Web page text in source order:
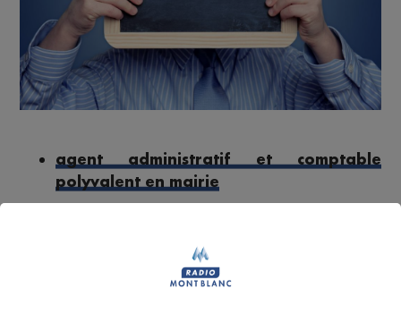
agent administratif et comptable
polyvalent en mairie
Boucher-charcutier